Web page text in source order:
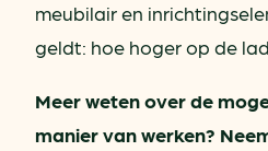
meubilair en
geldt: hoe hoger op de
Meer weten over de
manier van werken?